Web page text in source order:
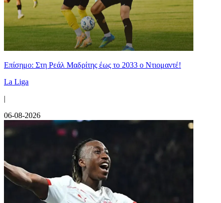
Επίσημο: Στη Ρεάλ Μαδρίτης έως το 2033 ο Ντιομαντέ!
La Liga
|
06-08-2026